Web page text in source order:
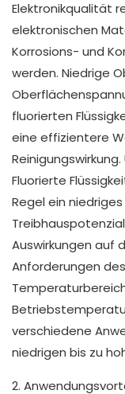
Elektronikqualität
elektronischen
Korrosions- und
werden. Niedrige
fluorierten
eine effizientere
Fluorierte
Regel ein
Auswirkungen auf
Anforderungen
verschiedene
niedrigen bis zu
2.